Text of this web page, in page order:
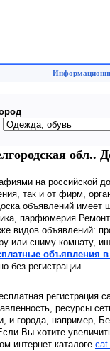
обл..
на российской
так и от фирм,
объявлений
парфюмерия
видов объявлений:
или сниму комнату,
без регистрации.
регистрация
ресурсы
и города, например,
Вы хотите
интернет каталоге